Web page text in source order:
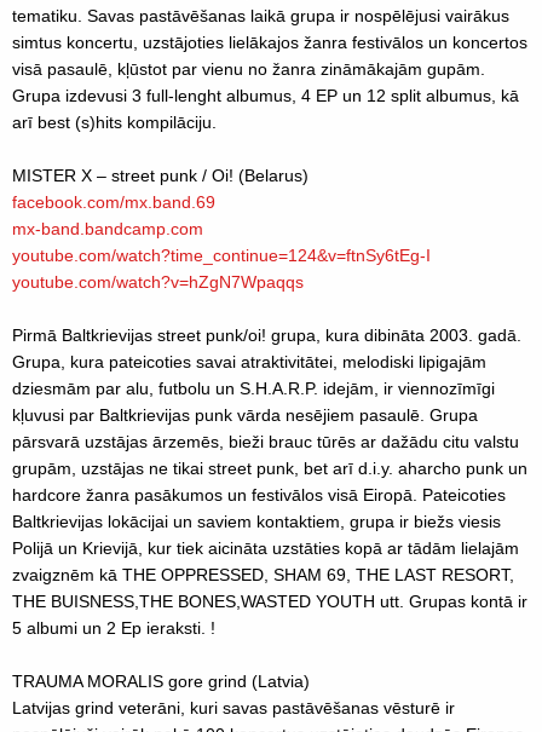
tematiku. Savas pastāvēšanas laikā grupa ir nospēlējusi vairākus
simtus koncertu, uzstājoties lielākajos žanra festivālos un koncertos
visā pasaulē, kļūstot par vienu no žanra zināmākajām gupām.
Grupa izdevusi 3 full-lenght albumus, 4 EP un 12 split albumus, kā
arī best (s)hits kompilāciju.
MISTER X – street punk / Oi! (Belarus)
facebook.com/mx.band.69
mx-band.bandcamp.com
youtube.com/watch?time_continue=124&v=ftnSy6tEg-I
youtube.com/watch?v=hZgN7Wpaqqs
Pirmā Baltkrievijas street punk/oi! grupa, kura dibināta 2003. gadā.
Grupa, kura pateicoties savai atraktivitātei, melodiski lipigajām
dziesmām par alu, futbolu un S.H.A.R.P. idejām, ir viennozīmīgi
kļuvusi par Baltkrievijas punk vārda nesējiem pasaulē. Grupa
pārsvarā uzstājas ārzemēs, bieži brauc tūrēs ar dažādu citu valstu
grupām, uzstājas ne tikai street punk, bet arī d.i.y. aharcho punk un
hardcore žanra pasākumos un festivālos visā Eiropā. Pateicoties
Baltkrievijas lokācijai un saviem kontaktiem, grupa ir biežs viesis
Polijā un Krievijā, kur tiek aicināta uzstāties kopā ar tādām lielajām
zvaigznēm kā THE OPPRESSED, SHAM 69, THE LAST RESORT,
THE BUISNESS,THE BONES,WASTED YOUTH utt. Grupas kontā ir
5 albumi un 2 Ep ieraksti. !
TRAUMA MORALIS gore grind (Latvia)
Latvijas grind veterāni, kuri savas pastāvēšanas vēsturē ir